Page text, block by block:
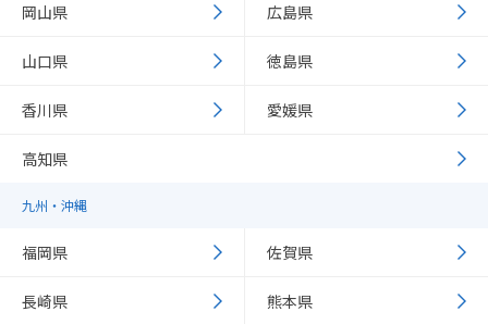
岡山県 広島県
山口県 徳島県
香川県 愛媛県
高知県
九州・沖縄
福岡県 佐賀県
長崎県 熊本県